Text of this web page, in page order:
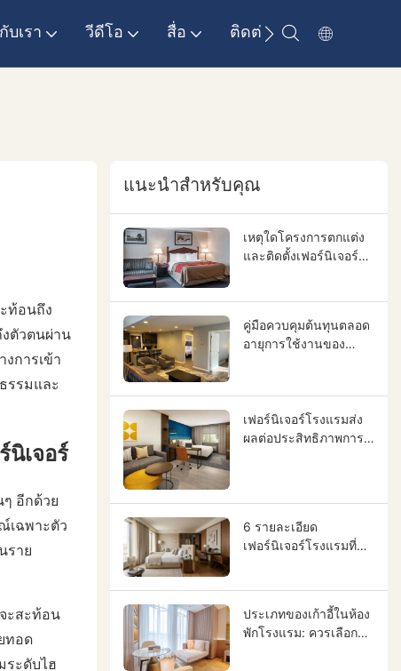
บเรา วีดีโอ สื่อ ติดต่อเรา
ท้อนถึง
ตัวตนผ่าน
การเข้า
รรมและ
เจอร์
อีกด้วย
เฉพาะตัว
ราย
ะสะท้อน
ทอด
ะดับไฮ
แนะนำสำหรับคุณ
เหตุใดโครงการตกแต่ง
และติดตั้งเฟอร์นิเจอร์
เหมา และซัพพลายเออร์
และจะแก้ไขปัญหานี้ได้
คู่มือควบคุมต้นทุนตลอด
อายุการใช้งานของ
ทดแทนและเพิ่มผล
ตอบแทนจากการลงทุน |
GCON
เฟอร์นิเจอร์โรงแรมส่ง
ผลต่อประสิทธิภาพการ
งานอย่างไร
6 รายละเอียด
เฟอร์นิเจอร์โรงแรมที่
โรงแรม)
ประเภทของเก้าอี้ในห้อง
พักโรงแรม: ควรเลือก